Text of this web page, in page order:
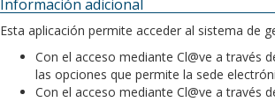
Información adicional
Esta aplicación permite acceder al sistema de
Con el acceso mediante Cl@ve a través
las opciones que permite la sede
Con el acceso mediante Cl@ve a través